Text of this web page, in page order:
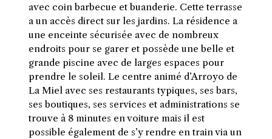
avec coin barbecue et buanderie. Cette terrasse
a un accès direct sur les jardins. La résidence a
une enceinte sécurisée avec de nombreux
endroits pour se garer et possède une belle et
grande piscine avec de larges espaces pour
prendre le soleil. Le centre animé d’Arroyo de
La Miel avec ses restaurants typiques, ses bars,
ses boutiques, ses services et administrations se
trouve à 8 minutes en voiture mais il est
possible également de s’y rendre en train via un